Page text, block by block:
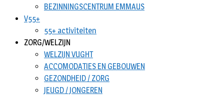
BEZINNINGSCENTRUM EMMAUS
V55+
55+ activiteiten
ZORG/WELZIJN
WELZIJN VUGHT
ACCOMODATIES EN GEBOUWEN
GEZONDHEID / ZORG
JEUGD / JONGEREN